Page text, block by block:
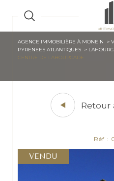
AGENCE IMMOBILIÈRE À MONEIN
PYRENEES ATLANTIQUES
CENTRE DE LAHOURCADE
Retour
Réf :
VENDU